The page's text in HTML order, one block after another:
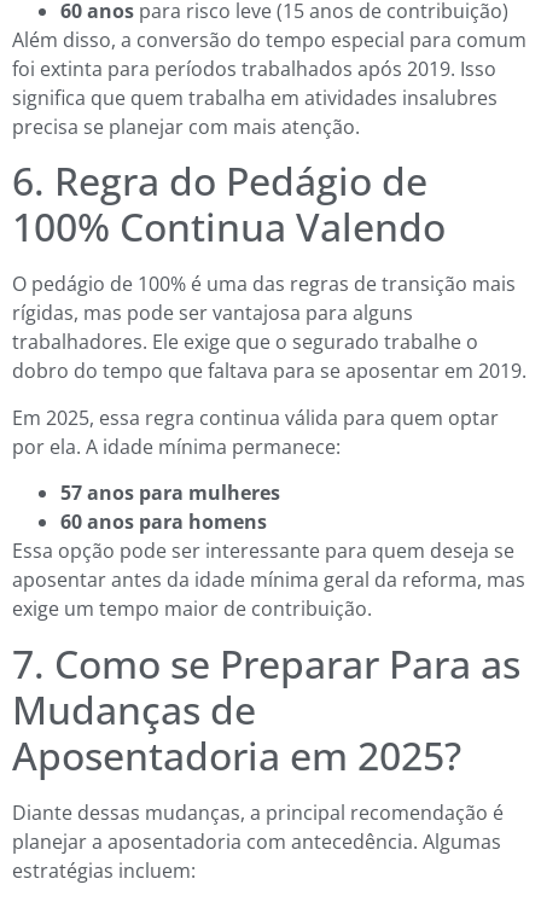
60 anos para risco leve (15 anos de contribuição)
Além disso, a conversão do tempo especial para comum
foi extinta para períodos trabalhados após 2019. Isso
significa que quem trabalha em atividades insalubres
precisa se planejar com mais atenção.
6. Regra do Pedágio de
100% Continua Valendo
O pedágio de 100% é uma das regras de transição mais
rígidas, mas pode ser vantajosa para alguns
trabalhadores. Ele exige que o segurado trabalhe o
dobro do tempo que faltava para se aposentar em 2019.
Em 2025, essa regra continua válida para quem optar
por ela. A idade mínima permanece:
57 anos para mulheres
60 anos para homens
Essa opção pode ser interessante para quem deseja se
aposentar antes da idade mínima geral da reforma, mas
exige um tempo maior de contribuição.
7. Como se Preparar Para as
Mudanças de
Aposentadoria em 2025?
Diante dessas mudanças, a principal recomendação é
planejar a aposentadoria com antecedência. Algumas
estratégias incluem: